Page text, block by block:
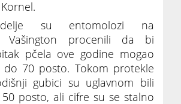
su entomolozi na
Vašington procenili da bi
pčela ove godine mogao
do 70 posto. Tokom protekle
gubici su uglavnom bili
posto, ali cifre su se stalno